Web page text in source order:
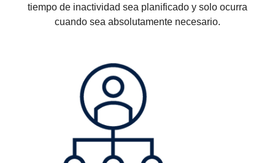
tiempo de inactividad sea planificado y solo ocurra
cuando sea absolutamente necesario.